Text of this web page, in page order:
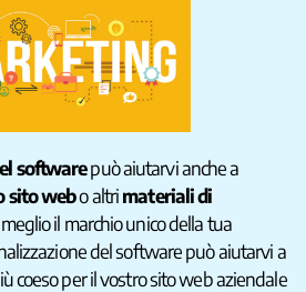
softwarepuò aiutarvi anche a
sito webo altrimateriali di
il marchio unico della tua
del software può aiutarvi a
coeso per il vostro sito web aziendale